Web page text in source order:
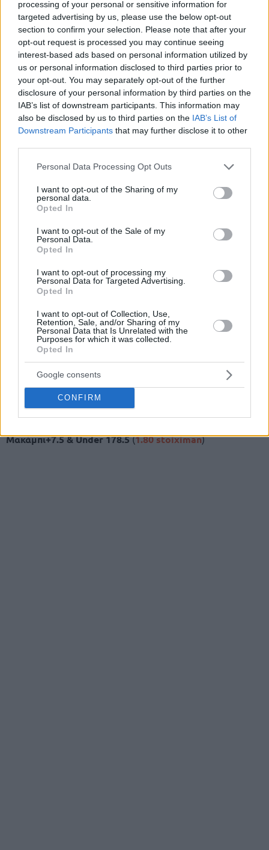
processing of your personal or sensitive information for
targeted advertising by us, please use the below opt-out
section to confirm your selection. Please note that after your
opt-out request is processed you may continue seeing
interest-based ads based on personal information utilized by
us or personal information disclosed to third parties prior to
your opt-out. You may separately opt-out of the further
disclosure of your personal information by third parties on the
IAB’s list of downstream participants. This information may
also be disclosed by us to third parties on the IAB’s List of
Downstream Participants that may further disclose it to other
Please note that this website/app uses one or more Google
not limited to your visit or usage behaviour. You may click to
grant or deny consent to Google and its third-party tags to
use your data for below specified purposes in below Google
consent section.
Personal Data Processing Opt Outs
I want to opt-out of the Sharing of my
personal data.
Opted In
I want to opt-out of the Sale of my
Personal Data.
Opted In
I want to opt-out of processing my
Personal Data for Targeted Advertising.
Opted In
I want to opt-out of Collection, Use,
Retention, Sale, and/or Sharing of my
Personal Data that Is Unrelated with the
Purposes for which it was collected.
Opted In
Google consents
CONFIRM
Σημαντικότατη απουσία θα έχει πιθανώς και η Μακάπι,
καθώς η κατάσταση του
Ουέιντ Μπόλντγουιν
φαίνεται
αρκετά περίπλοκη. Είναι δεδομένη η επιθυμία του
Αμερικάνου άσου να αγωνιστεί αλλά υπάρχει σημαντικός
κίνδυνος υποτροπής και ο Όντεντ Κάτας δεν θέλει να
ρισκάρει την υγεία του αστέρα του. Η Μακάμπι θα έχει στο
πλευρό της 500 φίλους της ομάδας που θα προσπαθήσουν
να δώσουν ρυθμό στην “άδεια” Χάλα Πιονίρ.
Εκτιμώ ότι θα δούμε ένα κλειστό ματς που ο νικητής θα
κριθεί στην 4η περίοδο και για αυτό θα πάμε στο γνωστό
κι αγαπημένο mini bet builder.
Μακάμπι+7.5 & Under 178.5(1.80 stoiximan)